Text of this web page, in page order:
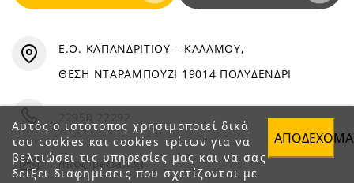
Αυτός ο ιστότοπος χρησιμοποιεί δικά
του cookies και cookies τρίτων για να
βελτιώσει τις υπηρεσίες μας και να σας
δείξει διαφημίσεις που σχετίζονται με
Ε.Ο. ΚΑΠΑΝΔΡΙΤΙΟΥ – ΚΑΛΑΜΟΥ,
ΘΕΣΗ ΝΤΑΡΑΜΠΟΥΖΙ 19014 ΠΟΛΥΔΕΝΔΡΙ
22950 22292
info@petfan.gr